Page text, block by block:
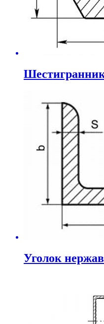
Уголок